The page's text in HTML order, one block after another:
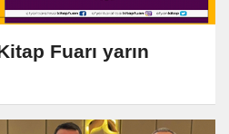
Fuarı yarın